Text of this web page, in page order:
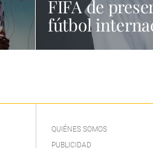
FIFA de
fútbol
QUIÉNES SOMOS
PUBLICIDAD